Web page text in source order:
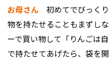
お母さん 初めてでびっく
物を持たせることもまずし
ーで買い物して「りんごは
で持たせてあげたら、袋を